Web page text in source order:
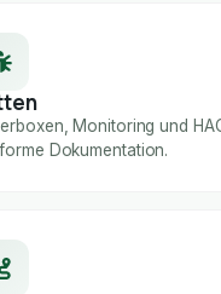
Monitoring und
Dokumentation.